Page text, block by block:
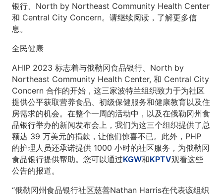
银行、North by Northeast Community Health Center
和 Central City Concern。请继续阅读，了解更多信
息。
全民健康
AHIP 2023 标志着与俄勒冈食品银行、North by
Northeast Community Health Center, 和 Central City
Concern 合作的开始，这三家波特兰组织致力于为社区
提供公平获取营养食品、初级保健服务和健康教育以及住
房需求的机会。在整个一周的活动中，以及在俄勒冈州食
品银行举办的新闻发布会上，我们为这三个组织提供了总
额达 39 万美元的捐款，让他们惊喜不已。此外，PHP
的护理人员还承诺提供 1000 小时的社区服务，为俄勒冈
食品银行提供帮助。您可以通过KGW和KPTV观看这些
公告的报道。
“俄勒冈州食品银行社区慈善Nathan Harris在代表该组织